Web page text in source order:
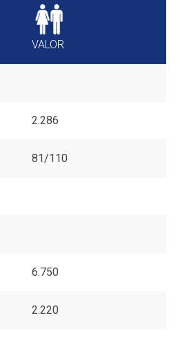
VALOR
2.286
81/110
6.750
2.220